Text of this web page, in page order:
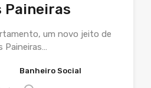
Paineiras
um novo jeito de
Paineiras…
Banheiro Social